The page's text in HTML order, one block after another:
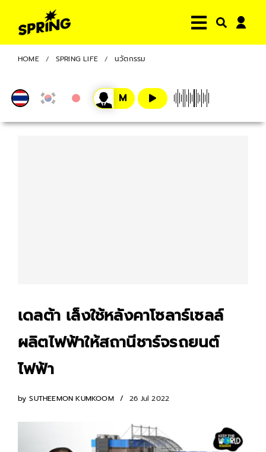
HOME SPRING LIFE นวัตกรรม
เดลต้า เล็งใช้หลังคาโซลาร์เซลล์
ผลิตไฟฟ้าให้สถานีชาร์จรถยนต์
ไฟฟ้า
by SUTHEEMON KUMKOOM 26 Jul 2022